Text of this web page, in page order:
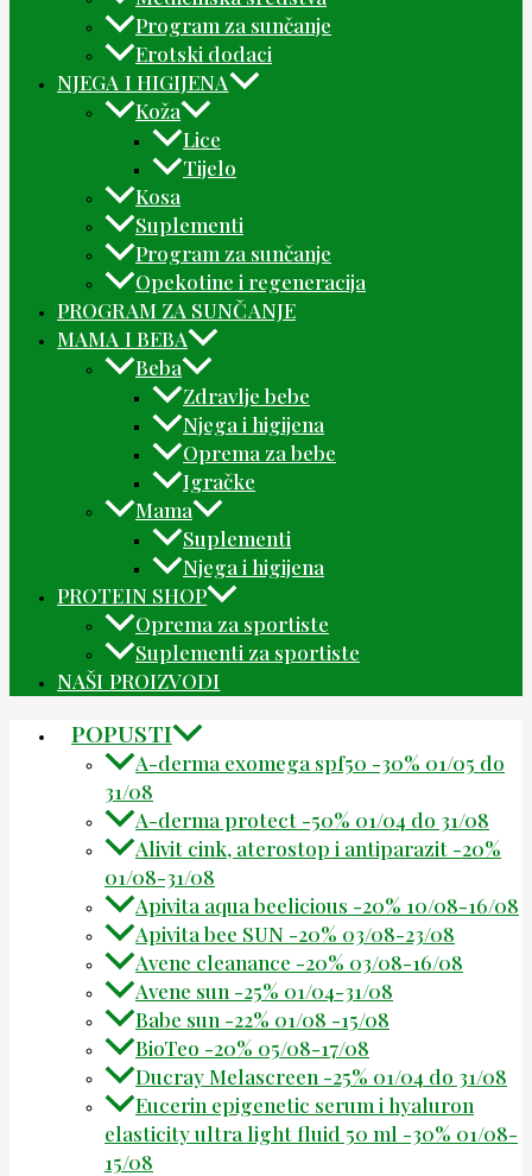
Program za sunčanje
Erotski dodaci
NJEGA I HIGIJENA
Koža
Lice
Tijelo
Kosa
Suplementi
Program za sunčanje
Opekotine i regeneracija
PROGRAM ZA SUNČANJE
MAMA I BEBA
Beba
Zdravlje bebe
Njega i higijena
Oprema za bebe
Igračke
Mama
Suplementi
Njega i higijena
PROTEIN SHOP
Oprema za sportiste
Suplementi za sportiste
NAŠI PROIZVODI
POPUSTI
A-derma exomega spf50 -30% 01/05 do
31/08
A-derma protect -50% 01/04 do 31/08
Alivit cink, aterostop i antiparazit -20%
01/08-31/08
Apivita aqua beelicious -20% 10/08-16/08
Apivita bee SUN -20% 03/08-23/08
Avene cleanance -20% 03/08-16/08
Avene sun -25% 01/04-31/08
Babe sun -22% 01/08 -15/08
BioTeo -20% 05/08-17/08
Ducray Melascreen -25% 01/04 do 31/08
Eucerin epigenetic serum i hyaluron
elasticity ultra light fluid 50 ml -30% 01/08-
15/08